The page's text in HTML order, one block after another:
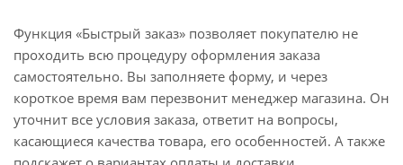
Функция «Быстрый заказ» позволяет покупателю не
проходить всю процедуру оформления заказа
самостоятельно. Вы заполняете форму, и через
короткое время вам перезвонит менеджер магазина. Он
уточнит все условия заказа, ответит на вопросы,
касающиеся качества товара, его особенностей. А также